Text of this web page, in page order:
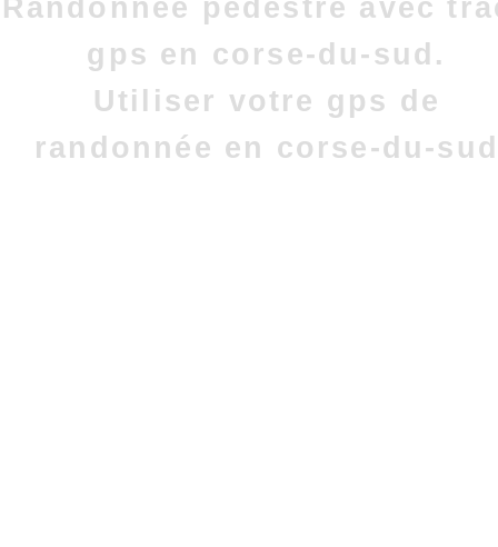
Randonnée pédestre avec
gps en corse-du-sud.
Utiliser votre gps de
randonnée en corse-du-sud